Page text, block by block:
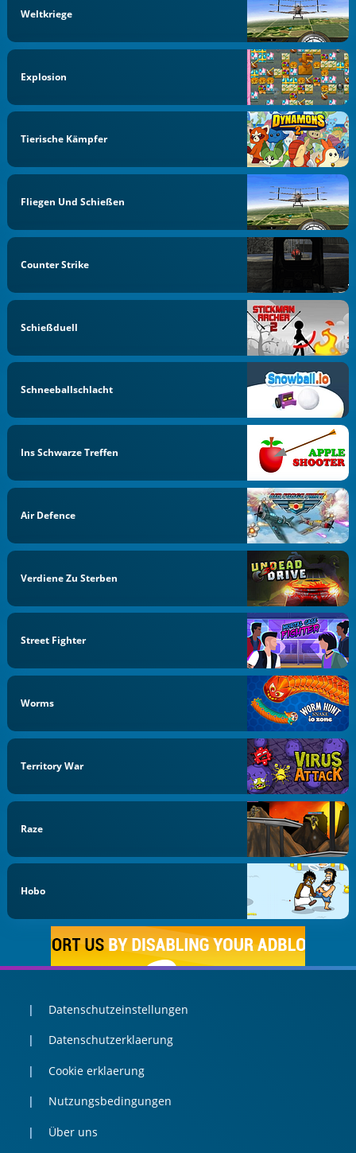
Weltkriege
Explosion
Tierische Kämpfer
Fliegen Und Schießen
Counter Strike
Schießduell
Schneeballschlacht
Ins Schwarze Treffen
Air Defence
Verdiene Zu Sterben
Street Fighter
Worms
Territory War
Raze
Hobo
Datenschutzeinstellungen
Datenschutzerklaerung
Cookie erklaerung
Nutzungsbedingungen
Über uns